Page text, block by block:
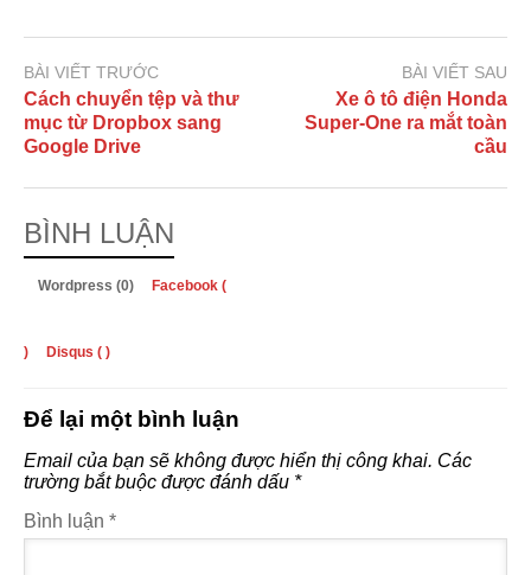
BÀI VIẾT TRƯỚC
Cách chuyển tệp và thư
mục từ Dropbox sang
Google Drive
BÀI VIẾT SAU
Xe ô tô điện Honda
Super-One ra mắt toàn
cầu
BÌNH LUẬN
Wordpress (0) Facebook (
) Disqus ( )
Để lại một bình luận
Email của bạn sẽ không được hiển thị công khai. Các
trường bắt buộc được đánh dấu *
Bình luận *